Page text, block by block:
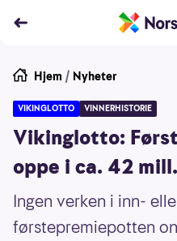
Hjem / Nyheter
VIKINGLOTTO VINNERHISTORIE
Vikinglotto:
oppe i ca. 42 mill.
Ingen verken i inn-
førstepremiepotten